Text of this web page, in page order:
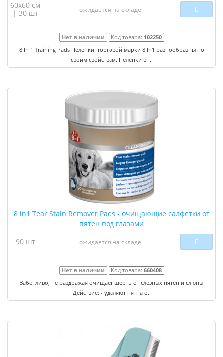
60x60 см
| 30 шт
ожидается на складе
Нет в наличии Код товара: 102250
8 In 1 Training Pads Пеленки торговой марки 8 In1 разнообразны по
своим свойствам. Пеленки вп..
8 in1 Tear Stain Remover Pads - очищающие салфетки от
пятен под глазами
90 шт
ожидается на складе
Нет в наличии Код товара: 660408
Заботливо, не раздражая очищает шерть от слезных пятен и слюны
Действие: - удаляют пятна о..